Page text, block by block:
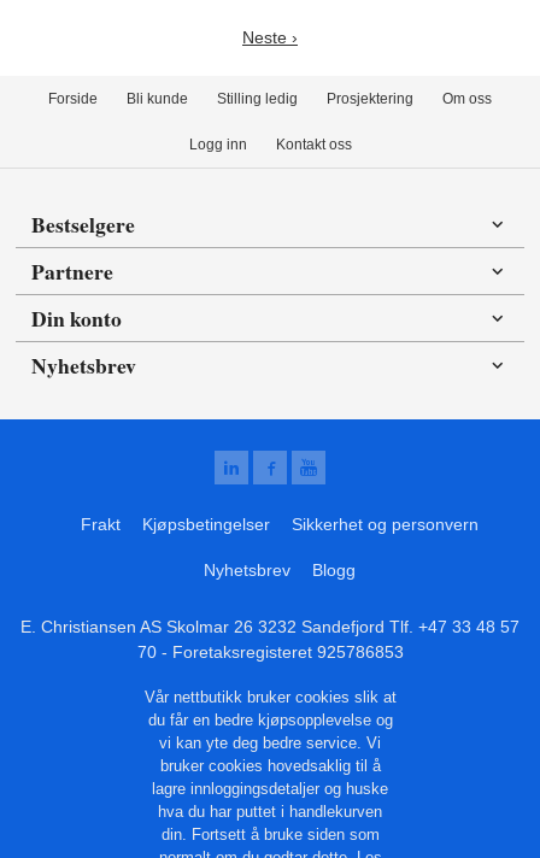
Neste ›
Forside Bli kunde Stilling ledig Prosjektering Om oss
Logg inn Kontakt oss
Bestselgere
Partnere
Din konto
Nyhetsbrev
Frakt Kjøpsbetingelser Sikkerhet og personvern
Nyhetsbrev Blogg
E. Christiansen AS Skolmar 26 3232 Sandefjord Tlf. +47 33 48 57
70- Foretaksregisteret 925786853
Vår nettbutikk bruker cookies slik at
du får en bedre kjøpsopplevelse og
vi kan yte deg bedre service. Vi
bruker cookies hovedsaklig til å
lagre innloggingsdetaljer og huske
hva du har puttet i handlekurven
din. Fortsett å bruke siden som